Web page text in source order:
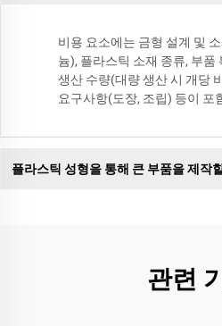
비용 요소에는 금형 설계 및
늄), 플라스틱 소재 종류, 부품
생산 수량(대량 생산 시 개당
요구사항(도장, 조립) 등이 포
플라스틱 성형을 통해 큰 부품을 제작
관련